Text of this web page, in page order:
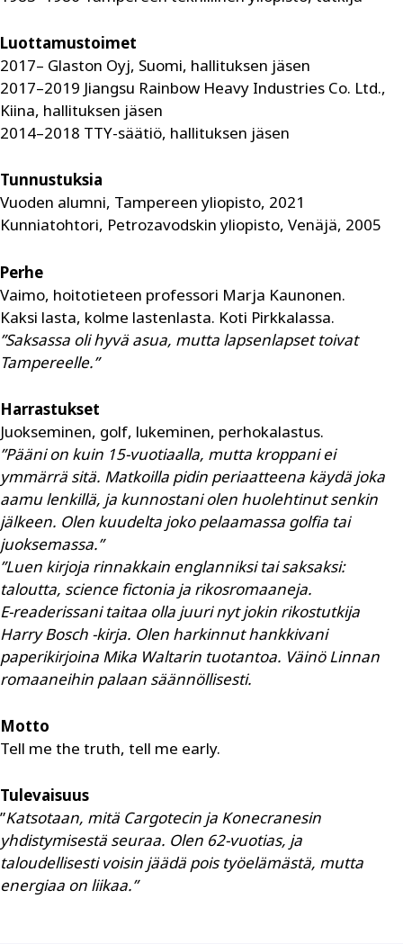
Luottamustoimet
2017– Glaston Oyj, Suomi, hallituksen jäsen
2017–2019 Jiangsu Rainbow Heavy Industries Co. Ltd.,
Kiina, hallituksen jäsen
2014–2018 TTY-säätiö, hallituksen jäsen
Tunnustuksia
Vuoden alumni, Tampereen yliopisto, 2021
Kunniatohtori, Petrozavodskin yliopisto, Venäjä, 2005
Perhe
Vaimo, hoitotieteen professori Marja Kaunonen.
Kaksi lasta, kolme lastenlasta. Koti Pirkkalassa.
”Saksassa oli hyvä asua, mutta lapsenlapset toivat
Tampereelle.”
Harrastukset
Juokseminen, golf, lukeminen, perhokalastus.
”Pääni on kuin 15-vuotiaalla, mutta kroppani ei
ymmärrä sitä. Matkoilla pidin periaatteena käydä joka
aamu lenkillä, ja kunnostani olen huolehtinut senkin
jälkeen. Olen kuudelta joko pelaamassa golfia tai
juoksemassa.”
”Luen kirjoja rinnakkain englanniksi tai saksaksi:
taloutta, science fictonia ja rikosromaaneja.
​​​​​​​E-readerissani taitaa olla juuri nyt jokin rikostutkija
Harry Bosch -kirja. Olen harkinnut hankkivani
paperikirjoina Mika Waltarin tuotantoa. Väinö Linnan
romaaneihin palaan säännöllisesti.
Motto
Tell me the truth, tell me early.
Tulevaisuus
”Katsotaan, mitä Cargotecin ja Kone­cranesin
yhdistymisestä seuraa. Olen 62-vuotias, ja
taloudellisesti voisin jäädä pois työelämästä, mutta
energiaa on liikaa.”